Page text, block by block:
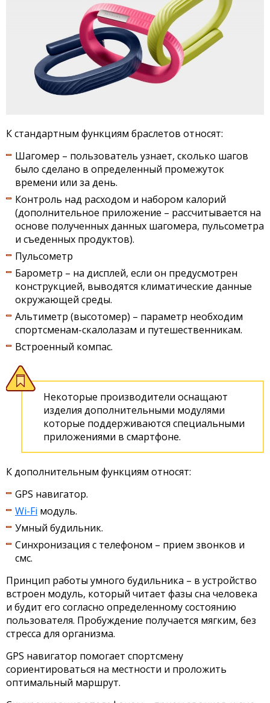
К стандартным функциям браслетов относят:
Шагомер – пользователь узнает, сколько шагов
было сделано в определенный промежуток
времени или за день.
Контроль над расходом и набором калорий
(дополнительное приложение – рассчитывается на
основе полученных данных шагомера, пульсометра
и съеденных продуктов).
Пульсометр
Барометр – на дисплей, если он предусмотрен
конструкцией, выводятся климатические данные
окружающей среды.
Альтиметр (высотомер) – параметр необходим
спортсменам-скалолазам и путешественникам.
Встроенный компас.
Некоторые производители оснащают
изделия дополнительными модулями
которые поддерживаются специальными
приложениями в смартфоне.
К дополнительным функциям относят:
GPS навигатор.
Wi-Fi модуль.
Умный будильник.
Синхронизация с телефоном – прием звонков и
смс.
Принцип работы умного будильника – в устройство
встроен модуль, который читает фазы сна человека
и будит его согласно определенному состоянию
пользователя. Пробуждение получается мягким, без
стресса для организма.
GPS навигатор помогает спортсмену
сориентироваться на местности и проложить
оптимальный маршрут.